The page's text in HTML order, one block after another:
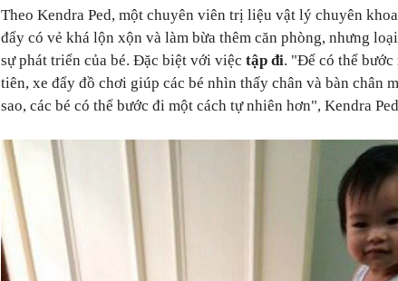
Theo Kendra Ped, một chuyên viên trị liệu vật lý chuyên
đẩy có vẻ khá lộn xộn và làm bừa thêm căn phòng, nhưng
sự phát triển của bé. Đặc biệt với việc tập đi. "Để có thể bước
tiên, xe đẩy đồ chơi giúp các bé nhìn thấy chân và bàn chân
sao, các bé có thể bước đi một cách tự nhiên hơn", Kendra